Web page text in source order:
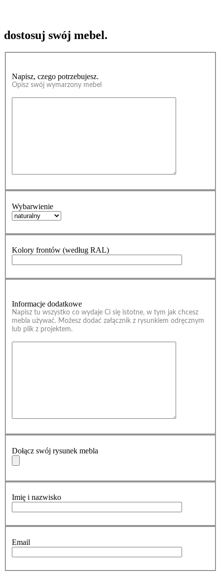
dostosuj swój mebel.
Napisz, czego potrzebujesz.
Opisz swój wymarzony mebel
Wybarwienie
Kolory frontów (według RAL)
Informacje dodatkowe
Napisz tu wszystko co wydaje Ci się istotne, w tym jak chcesz
mebla używać. Możesz dodać załącznik z rysunkiem odręcznym
lub plik z projektem.
Dołącz swój rysunek mebla
Imię i nazwisko
Email